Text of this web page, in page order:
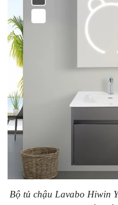
Bộ tủ chậu Lavabo Hiwin